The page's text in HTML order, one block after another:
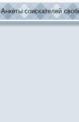
Анкеты соискaтелей